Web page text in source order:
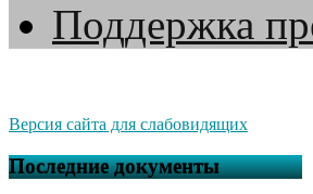
Поддержка
Версия сайта для слабовидящих
Последние документы